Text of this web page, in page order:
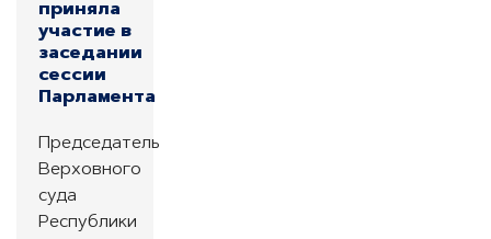
приняла
участие в
заседании
сессии
Парламента
Председатель
Верховного
суда
Республики